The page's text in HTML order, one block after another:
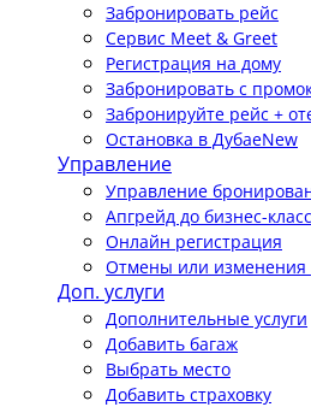
Забронировать рейс
Сервис Meet & Greet
Регистрация на дому
Забронировать с
Забронируйте рейс +
Остановка в ДубаеNew
Управление
Управление
Апгрейд до бизнес-
Онлайн регистрация
Отмены или изменения
Доп. услуги
Дополнительные услуги
Добавить багаж
Выбрать место
Добавить страховку